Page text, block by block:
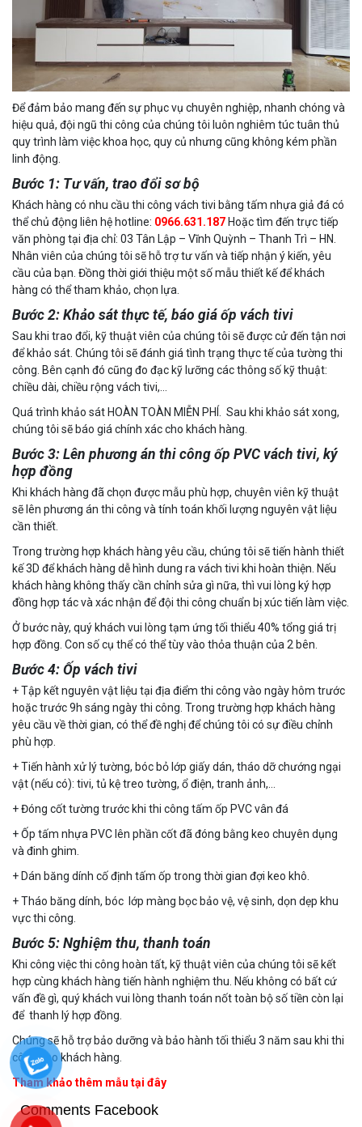
Để đảm bảo mang đến sự phục vụ chuyên nghiệp, nhanh chóng và
hiệu quả, đội ngũ thi công của chúng tôi luôn nghiêm túc tuân thủ
quy trình làm việc khoa học, quy củ nhưng cũng không kém phần
linh động.
Bước 1: Tư vấn, trao đổi sơ bộ
Khách hàng có nhu cầu thi công vách tivi bằng tấm nhựa giả đá có
thể chủ động liên hệ hotline: 0966.631.187 Hoặc tìm đến trực tiếp
văn phòng tại địa chỉ: 03 Tân Lập – Vĩnh Quỳnh – Thanh Trì – HN.
Nhân viên của chúng tôi sẽ hỗ trợ tư vấn và tiếp nhận ý kiến, yêu
cầu của bạn. Đồng thời giới thiệu một số mẫu thiết kế để khách
hàng có thể tham khảo, chọn lựa.
Bước 2: Khảo sát thực tế, báo giá ốp vách tivi
Sau khi trao đổi, kỹ thuật viên của chúng tôi sẽ được cử đến tận nơi
để khảo sát. Chúng tôi sẽ đánh giá tình trạng thực tế của tường thi
công. Bên cạnh đó cũng đo đạc kỹ lưỡng các thông số kỹ thuật:
chiều dài, chiều rộng vách tivi,…
Quá trình khảo sát HOÀN TOÀN MIỄN PHÍ. Sau khi khảo sát xong,
chúng tôi sẽ báo giá chính xác cho khách hàng.
Bước 3: Lên phương án thi công ốp PVC vách tivi, ký
hợp đồng
Khi khách hàng đã chọn được mẫu phù hợp, chuyên viên kỹ thuật
sẽ lên phương án thi công và tính toán khối lượng nguyên vật liệu
cần thiết.
Trong trường hợp khách hàng yêu cầu, chúng tôi sẽ tiến hành thiết
kế 3D để khách hàng dễ hình dung ra vách tivi khi hoàn thiện. Nếu
khách hàng không thấy cần chỉnh sửa gì nữa, thì vui lòng ký hợp
đồng hợp tác và xác nhận để đội thi công chuẩn bị xúc tiến làm việc.
Ở bước này, quý khách vui lòng tạm ứng tối thiểu 40% tổng giá trị
hợp đồng. Con số cụ thể có thể tùy vào thỏa thuận của 2 bên.
Bước 4: Ốp vách tivi
+ Tập kết nguyên vật liệu tại địa điểm thi công vào ngày hôm trước
hoặc trước 9h sáng ngày thi công. Trong trường hợp khách hàng
yêu cầu về thời gian, có thể đề nghị để chúng tôi có sự điều chỉnh
phù hợp.
+ Tiến hành xử lý tường, bóc bỏ lớp giấy dán, tháo dỡ chướng ngại
vật (nếu có): tivi, tủ kệ treo tường, ổ điện, tranh ảnh,…
+ Đóng cốt tường trước khi thi công tấm ốp PVC vân đá
+ Ốp tấm nhựa PVC lên phần cốt đã đóng bằng keo chuyên dụng
và đinh ghim.
+ Dán băng dính cố định tấm ốp trong thời gian đợi keo khô.
+ Tháo băng dính, bóc lớp màng bọc bảo vệ, vệ sinh, dọn dẹp khu
vực thi công.
Bước 5: Nghiệm thu, thanh toán
Khi công việc thi công hoàn tất, kỹ thuật viên của chúng tôi sẽ kết
hợp cùng khách hàng tiến hành nghiệm thu. Nếu không có bất cứ
vấn đề gì, quý khách vui lòng thanh toán nốt toàn bộ số tiền còn lại
để thanh lý hợp đồng.
Chúng sẽ hỗ trợ bảo dưỡng và bảo hành tối thiểu 3 năm sau khi thi
công cho khách hàng.
Tham khảo thêm mẫu tại đây
Comments Facebook